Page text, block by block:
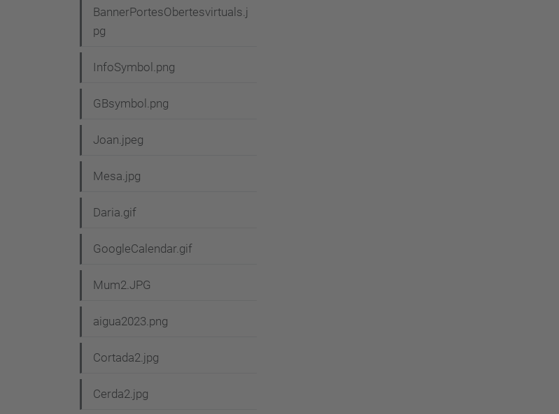
BannerPortesObertesvirtuals.j
pg
InfoSymbol.png
GBsymbol.png
Joan.jpeg
Mesa.jpg
Daria.gif
GoogleCalendar.gif
Mum2.JPG
aigua2023.png
Cortada2.jpg
Cerda2.jpg